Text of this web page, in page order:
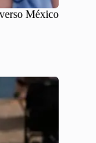
México